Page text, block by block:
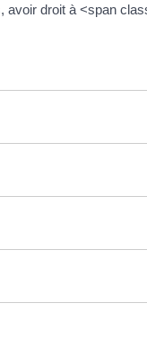
droit à <span